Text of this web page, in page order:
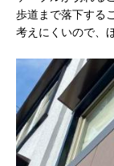
歩道まで落下する
考えにくいので、